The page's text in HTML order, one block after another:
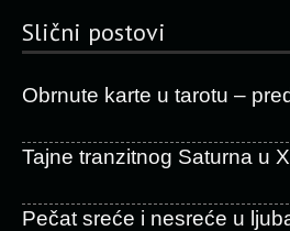
Slični postovi
Obrnute karte u tarotu –
Tajne tranzitnog Saturna u
Pečat sreće i nesreće u